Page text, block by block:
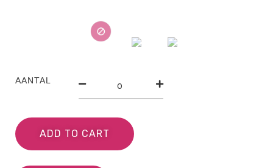
AANTAL
ADD TO CART